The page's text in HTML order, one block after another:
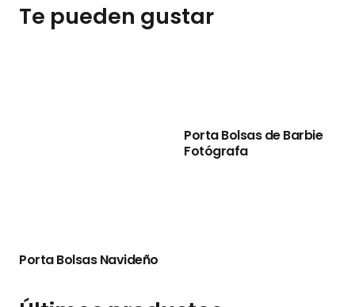
Te pueden gustar
Porta Bolsas Navideño
Porta Bolsas de Barbie
Fotógrafa